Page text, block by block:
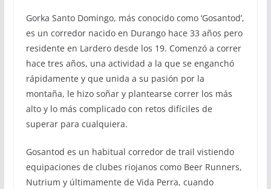
Gorka Santo Domingo, más conocido como ‘Gosantod’,
es un corredor nacido en Durango hace 33 años pero
residente en Lardero desde los 19. Comenzó a correr
hace tres años, una actividad a la que se enganchó
rápidamente y que unida a su pasión por la
montaña, le hizo soñar y plantearse correr los más
alto y lo más complicado con retos difíciles de
superar para cualquiera.
Gosantod es un habitual corredor de trail vistiendo
equipaciones de clubes riojanos como Beer Runners,
Nutrium y últimamente de Vida Perra, cuando